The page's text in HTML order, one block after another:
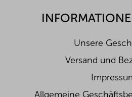
Unsere
Versand und
Allgemeine